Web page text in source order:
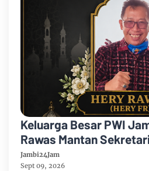
Keluarga Besar PWI
Rawas Mantan
Tutup Usia
Jambi24Jam
Sept 09, 2026